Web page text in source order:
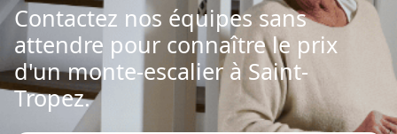
Contactez nos équipes sans
attendre pour connaître le prix
d'un monte-escalier à Saint-
Tropez.